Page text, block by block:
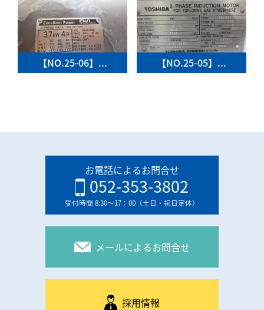
【NO.25-06】... 【NO.25-05】...
お電話によるお問合せ
052-353-3802
受付時間 8:30〜17：00（土日・祝日定休）
メールによるお問合せ
採用情報